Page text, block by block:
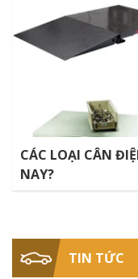
CÁC LOẠI CÂN
NAY?
TIN TỨC